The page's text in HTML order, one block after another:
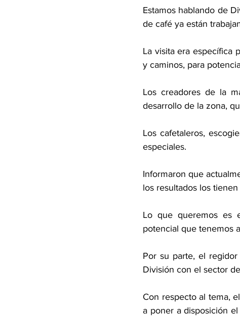
Estamos hablando de
de café ya están
La visita era específica
y caminos, para
Los creadores de la
desarrollo de la zona,
Los cafetaleros,
especiales.
Informaron que
los resultados los
Lo que queremos es
potencial que tenemos
Por su parte, el
División con el sector
Con respecto al tema,
a poner a disposición